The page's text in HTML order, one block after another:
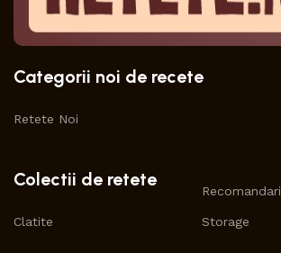
Categorii noi de recete
Retete Noi
Colectii de retete
Clatite
Recomandari
Storage